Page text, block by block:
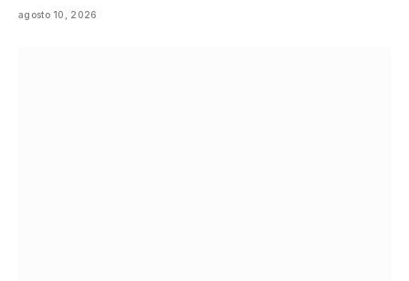
agosto 10, 2026